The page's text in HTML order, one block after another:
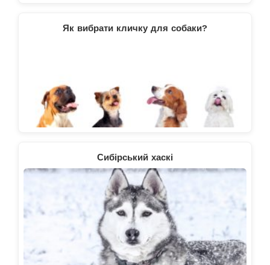
Як вибрати кличку для собаки?
Сибірський хаскі